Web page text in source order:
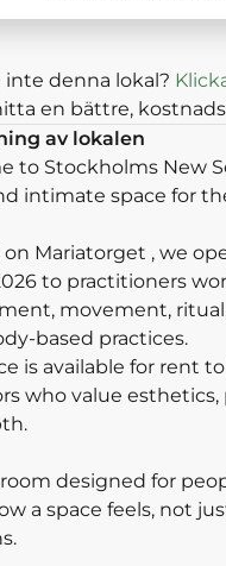
inte denna lokal?
en bättre,
av lokalen
to Stockholms New
intimate space for
on Mariatorget , we
to practitioners
movement,
based practices.
is available for rent
who value esthetics,
room designed for
a space feels, not